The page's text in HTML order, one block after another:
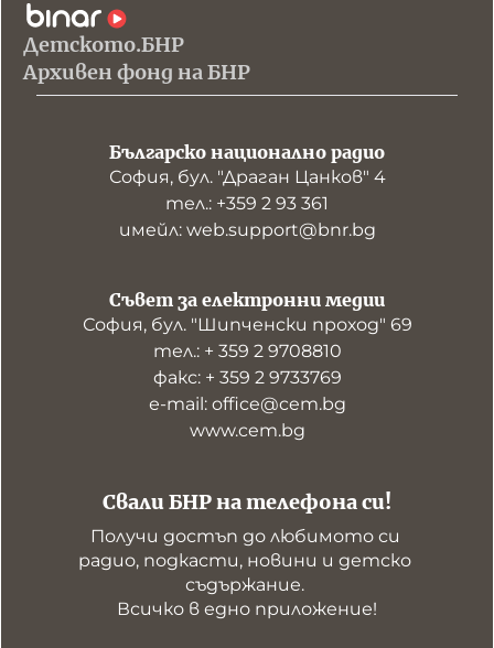
Детското.БНР
Архивен фонд на БНР
Българско национално радио
София, бул. "Драган Цанков" 4
тел.: +359 2 93 361
имейл: web.support@bnr.bg
Свали БНР на телефона си!
Получи достъп до любимото си
радио, подкасти, новини и детско
съдържание.
Всичко в едно приложение!
Съвет за електронни медии
София, бул. "Шипченски проход" 69
тел.: + 359 2 9708810
факс: + 359 2 9733769
е-mail: office@cem.bg
www.cem.bg